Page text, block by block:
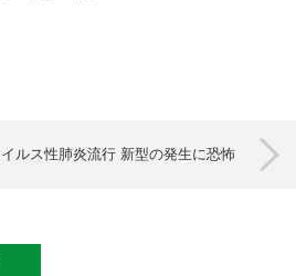
ルス性肺炎流行 新型の発生に恐怖